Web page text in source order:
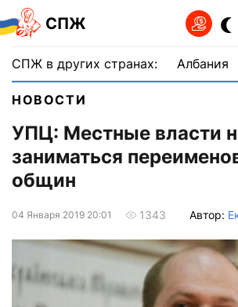
СПЖ
СПЖ в других странах: Албания
НОВОСТИ
УПЦ: Местные власти
заниматься
общин
04 Января 2019 20:01 1343 Автор: